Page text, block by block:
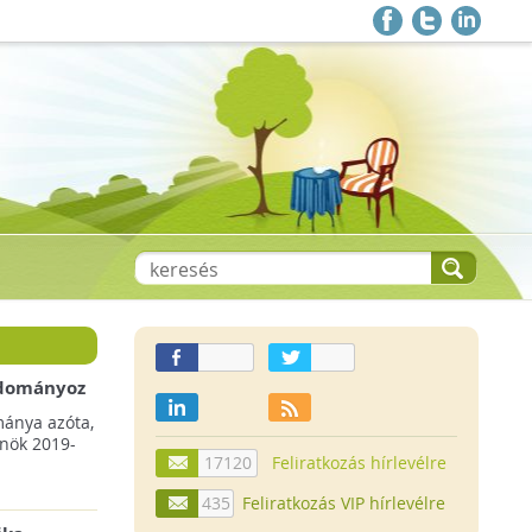
azóta,
2019-
17120
Feliratkozás hírlevélre
435
Feliratkozás VIP hírlevélre